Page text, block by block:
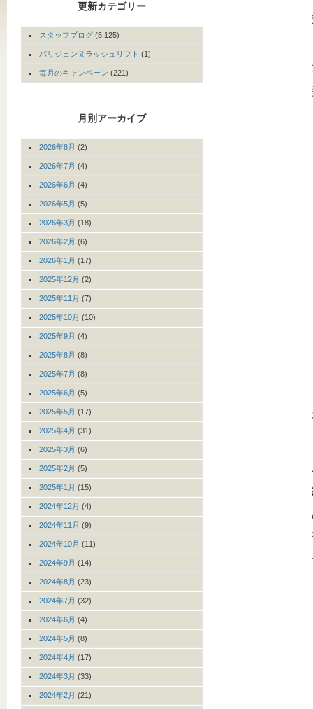
更新カテゴリー
スタッフブログ (5,125)
パリジェンヌラッシュリフト (1)
毎月のキャンペーン (221)
月別アーカイブ
2026年8月 (2)
2026年7月 (4)
2026年6月 (4)
2026年5月 (5)
2026年3月 (18)
2026年2月 (6)
2026年1月 (17)
2025年12月 (2)
2025年11月 (7)
2025年10月 (10)
2025年9月 (4)
2025年8月 (8)
2025年7月 (8)
2025年6月 (5)
2025年5月 (17)
2025年4月 (31)
2025年3月 (6)
2025年2月 (5)
2025年1月 (15)
2024年12月 (4)
2024年11月 (9)
2024年10月 (11)
2024年9月 (14)
2024年8月 (23)
2024年7月 (32)
2024年6月 (4)
2024年5月 (8)
2024年4月 (17)
2024年3月 (33)
2024年2月 (21)